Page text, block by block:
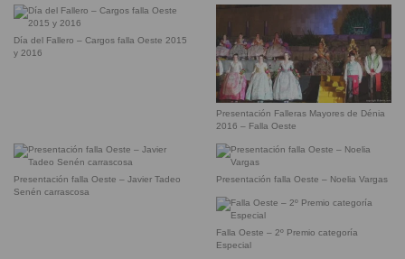
Día del Fallero – Cargos falla Oeste 2015
y 2016
Presentación Falleras Mayores de Dénia
2016 – Falla Oeste
Presentación falla Oeste – Javier Tadeo
Senén carrascosa
Presentación falla Oeste – Noelia Vargas
Falla Oeste – 2º Premio categoría
Especial